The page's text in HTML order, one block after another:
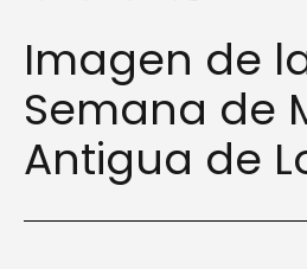
Imagen de
Semana de
Antigua de